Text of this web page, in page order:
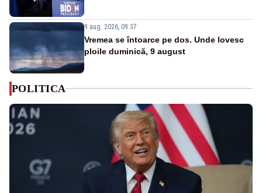
9 aug. 2026, 09:37
Vremea se întoarce pe dos. Unde lovesc
ploile duminică, 9 august
POLITICA